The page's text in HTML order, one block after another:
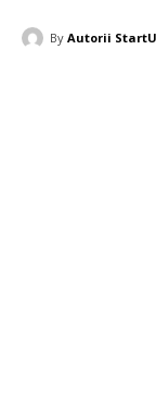
By Autorii